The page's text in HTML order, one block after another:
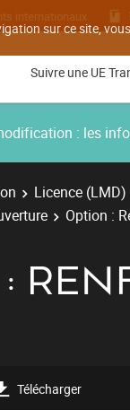
sur ce site,
internationaux
Suivre une UE
: les
Licence (LMD)
Option :
Télécharger